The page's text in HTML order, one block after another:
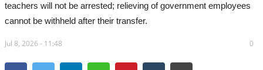
रायपुर संभाग
दुर्ग संभाग
teachers will not be arrested; relieving of government employees
cannot be withheld after their transfer.
Jul 8, 2026 - 11:48 0